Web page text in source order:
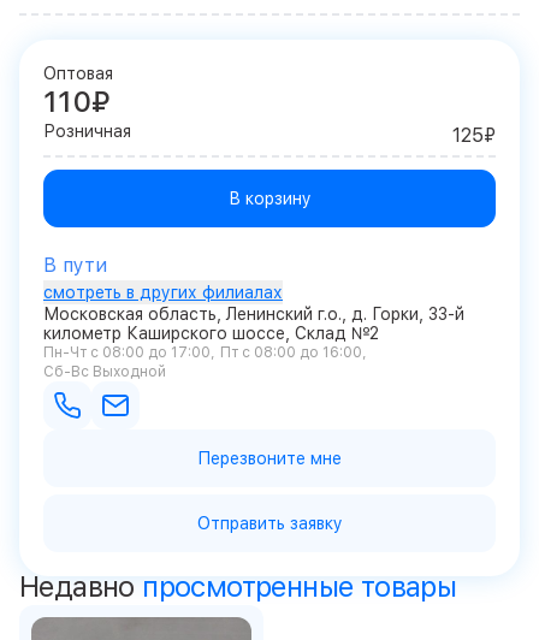
Оптовая
110₽
Розничная 125₽
В корзину
В пути
смотреть в других филиалах
Московская область, Ленинский г.о., д. Горки, 33-й
километр Каширского шоссе, Склад №2
Пн-Чт с 08:00 до 17:00
Пт с 08:00 до 16:00
Сб-Вс Выходной
Перезвоните мне
Отправить заявку
Недавно просмотренные товары